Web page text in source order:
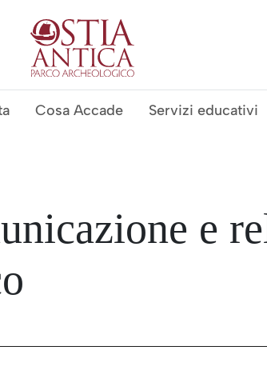
Ostia Antica
Cosa Accade Servizi educativi
e